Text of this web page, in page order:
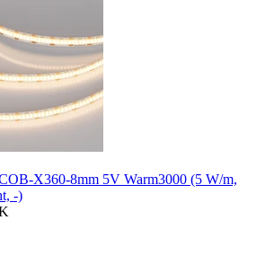
X360-8mm 5V Warm3000 (5 W/m,
-)